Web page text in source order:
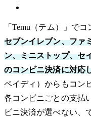
「Temu（テム）」で
セブンイレブン、ファ
ン、ミニストップ、セ
のコンビニ決済に対応
ペイディ）からもコン
各コンビニごとの支払
ビニ決済が選べない、